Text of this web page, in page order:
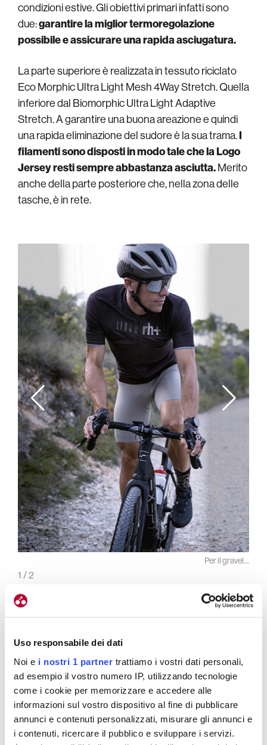
Uso responsabile dei dati
Noi e i nostri 1 partner trattiamo i vostri dati personali,
ad esempio il vostro numero IP, utilizzando tecnologie
come i cookie per memorizzare e accedere alle
informazioni sul vostro dispositivo al fine di pubblicare
annunci e contenuti personalizzati, misurare gli annunci e
i contenuti, ricercare il pubblico e sviluppare i servizi.
condizioni estive. Gli obiettivi primari infatti sono
due:garantire la miglior termoregolazione
possibile e assicurare una rapida asciugatura.
La parte superiore è realizzata in tessuto riciclato
Eco Morphic Ultra Light Mesh 4Way Stretch. Quella
inferiore dal Biomorphic Ultra Light Adaptive
Stretch. A garantire una buona areazione e quindi
una rapida eliminazione del sudore è la sua trama.I
filamenti sono disposti in modo tale che la Logo
Jersey resti sempre abbastanza asciutta.Merito
anche della parte posteriore che, nella zona delle
tasche, è in rete.
Per il gravel…
1 /2
Sì, viaggiare…
Questa trama comporta anche un secondo
vantaggio. Un vantaggio che lega questa maglia al
settore gravel e all’estate: il viaggio.
Viaggiando, infatti, spesso si ha l’esigenza che il